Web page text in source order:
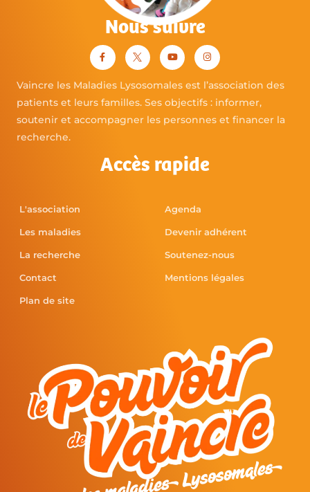
Nous suivre
Vaincre les Maladies Lysosomales est l’association des
patients et leurs familles. Ses objectifs : informer,
soutenir et accompagner les personnes et financer la
recherche.
Accès rapide
L'association
Les maladies
La recherche
Contact
Plan de site
Agenda
Devenir adhérent
Soutenez-nous
Mentions légales